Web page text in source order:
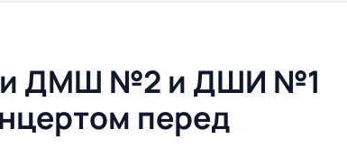
ДМШ №2 и ДШИ №1
перед